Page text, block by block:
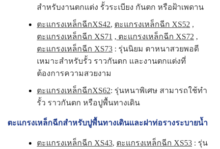
สำหรับงานตกแต่ง รั้วระเบียง กันตก หรือฝ้าเพดาน
ตะแกรงเหล็กฉีกXS42, ตะแกรงเหล็กฉีก XS52 ,
ตะแกรงเหล็กฉีก XS71 , ตะแกรงเหล็กฉีก XS72 ,
ตะแกรงเหล็กฉีก XS73 : รุ่นนิยม ตาหนาสวยพอดี
เหมาะสำหรับรั้ว ราวกันตก และงานตกแต่งที่
ต้องการความสวยงาม
ตะแกรงเหล็กฉีกXS62: รุ่นหนาพิเศษ สามารถใช้ทำ
รั้ว ราวกันตก หรือปูพื้นทางเดิน
ตะแกรงเหล็กฉีกสำหรับปูพื้นทางเดินและฝาท่อรางระบายน้ำ
ตะแกรงเหล็กฉีก XS43, ตะแกรงเหล็กฉีก XS53 : รุ่น